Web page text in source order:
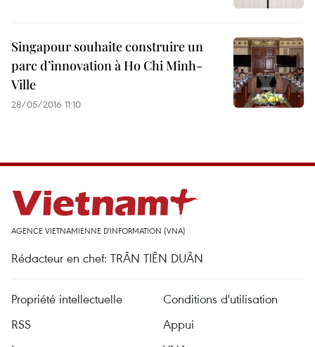
Singapour souhaite construire un
parc d’innovation à Ho Chi Minh-
Ville
28/05/2016 11:10
AGENCE VIETNAMIENNE D'INFORMATION (VNA)
Rédacteur en chef: TRÂN TIÊN DUÂN
Propriété intellectuelle
Conditions d'utilisation
RSS
Appui